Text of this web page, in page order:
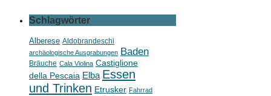
Schlagwörter
Alberese Aldobrandeschi
archäologische Ausgrabungen Baden
Bräuche Cala Violina Castiglione
della Pescaia Elba Essen
und Trinken Etrusker Fahrrad